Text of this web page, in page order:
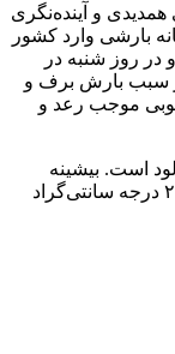
و آینده‌نگری
بارشی وارد کشور
در روز شنبه در
سبب بارش برف و
موجب رعد و
است. بیشینه
دمای امروز پایتخت به ۱۰ و کمینه دمای آن به ۲ درجه سانتی‌گراد